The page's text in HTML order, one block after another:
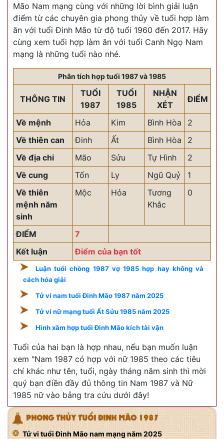
Mão Nam mạng cùng với những lời bình giải luận
điểm từ các chuyên gia phong thủy về tuổi hợp làm
ăn với tuổi Đinh Mão từ độ tuổi 1960 đến 2017. Hãy
cùng xem tuổi hợp làm ăn với tuổi Canh Ngọ Nam
mạng là những tuổi nào nhé.
Phân tích hợp tuổi 1987 và 1985
THÔNG TIN
TUỔI
1987
TUỔI
1985
NHẬN
XÉT
ĐIỂM
Về mệnh Hỏa Kim Bình Hòa
2
Về thiên can
Đinh Ất Bình Hòa
2
Về địa chi
Mão Sửu Tự Hình
2
Về cung
Tốn Ly Ngũ Quỷ
1
Về thiên
mệnh năm
sinh
Mộc Hỏa
Tương
Khắc
0
ĐIỂM
7
Kết luận
Điểm của bạn tốt
Luận tuổi chồng 1987 vợ 1985 hợp hay không và
cách hóa giải
Tử vi nam tuổi Đinh Mão 1987 năm 2025
Tử vi nữ mạng tuổi Ất Sửu 1985 năm 2025
Hình xăm hợp tuổi Đinh Mão kích tài vận
Tuổi của hai bạn là hợp nhau, nếu bạn muốn luận
xem "Nam 1987 có hợp với nữ 1985 theo các tiêu
chí khác như tên, tuổi, ngày tháng năm sinh thì mời
quý bạn điền đầy đủ thông tin Nam 1987 và Nữ
1985 nữ vào bảng tra cứu dưới đây!
PHONG THỦY TUỔI ĐINH MÃO 1987
Tử vi tuổi Đinh Mão nam mạng năm 2025